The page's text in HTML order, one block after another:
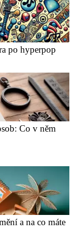
po hyperpop
Co v něm
a na co máte